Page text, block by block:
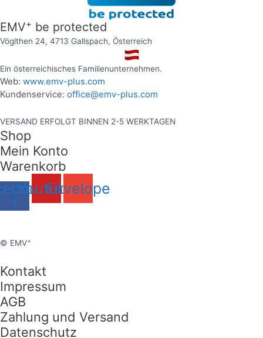
EMV+ be protected
Vöglthen 24, 4713 Gallspach, Österreich
Ein österreichisches Familienunternehmen.
Web: www.emv-plus.com
Kundenservice: office@emv-plus.com
VERSAND ERFOLGT BINNEN 2-5 WERKTAGEN
Shop
Mein Konto
Warenkorb
f
YoutubeEnvelope
© EMV+
Kontakt
Impressum
AGB
Zahlung und Versand
Datenschutz